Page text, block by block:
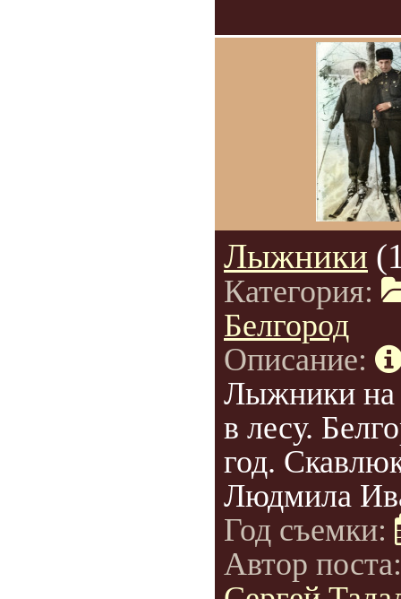
Лыжники
Категория:
Белгород
Описание:
Лыжники на
в лесу.
год.
Людмила
Год съемки:
Автор